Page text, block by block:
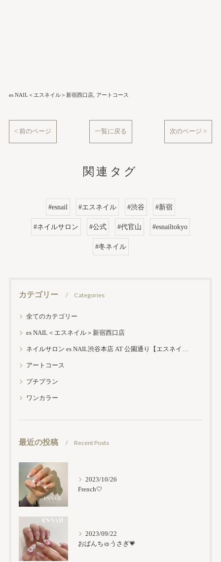
es NAIL＜エスネイル＞新宿西口店 アートコース
< 前のページ 一覧に戻る 次のページ >
関連タグ
#esnail #エスネイル #渋谷 #新宿
#ネイルサロン #公式 #代官山 #esnailtokyo
#冬ネイル
カテゴリー Categories
全てのカテゴリー
es NAIL＜エスネイル＞新宿西口店
ネイルサロン es NAIL渋谷本店 AT 公園通り【エスネイル渋谷本店】
アートコース
プチプラン
ワンカラー
最近の投稿 Recent Posts
2023/10/26
French🤍
2023/09/22
おぱんちゅうさぎ💗